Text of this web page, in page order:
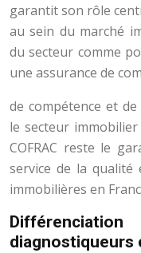
garantit son rôle
au sein du marché
du secteur comme
une assurance de
de compétence et
le secteur
COFRAC reste le
service de la qualité
immobilières en
diagnostiqueurs